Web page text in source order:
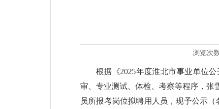
浏览次
根据《2025年度淮北市事业单位
审、专业测试、体检、考察等程序，张
员所报考岗位拟聘用人员，现予公示